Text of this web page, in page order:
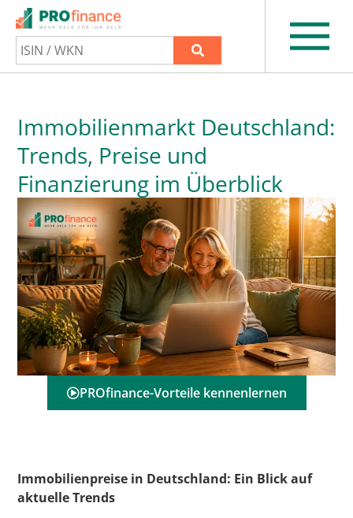
Immobilienmarkt Deutschland:
Trends, Preise und
Finanzierung im Überblick
PROfinance-Vorteile kennenlernen
Immobilienpreise in Deutschland: Ein Blick auf
aktuelle Trends